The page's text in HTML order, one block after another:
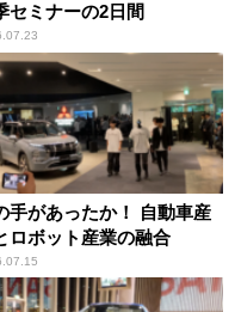
セミナーの2日間
手があったか！ 自動車産
ロボット産業の融合